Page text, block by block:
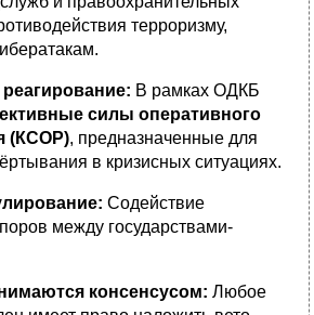
терроризму,
В рамках ОДКБ
силы оперативного
(КСОР), предназначенные для
в кризисных ситуациях.
Содействие
между государствами-
консенсусом: Любое